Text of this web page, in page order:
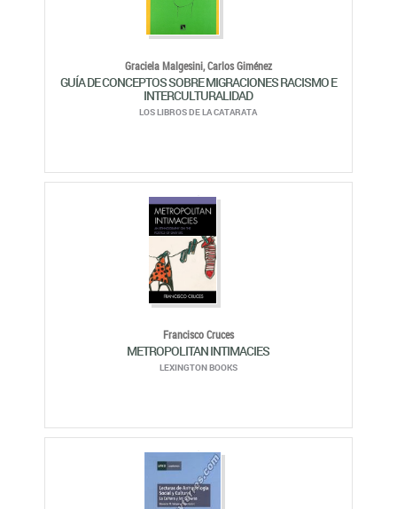
Graciela Malgesini,Carlos Giménez
GUÍA DE CONCEPTOS SOBRE MIGRACIONES RACISMO E
INTERCULTURALIDAD
LOS LIBROS DE LA CATARATA
Francisco Cruces
METROPOLITAN INTIMACIES
LEXINGTON BOOKS